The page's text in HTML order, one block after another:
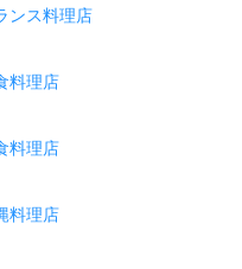
ンス料理店
料理店
料理店
料理店